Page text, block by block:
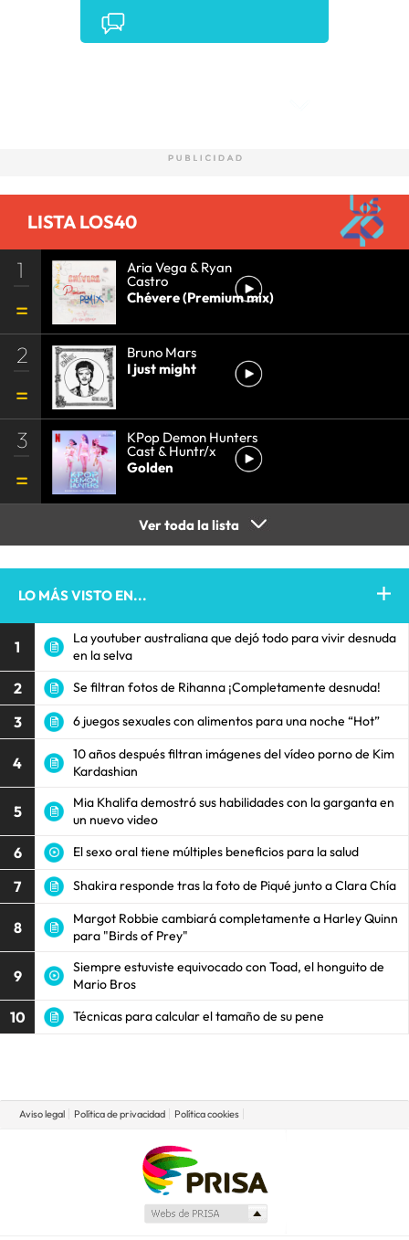
LISTA LOS40
1 Aria Vega & Ryan
Castro
Chévere (Premium mix)
2
Bruno Mars
I just might
3 KPop Demon Hunters
Cast & Huntr/x
Golden
Ver toda la lista
LO MÁS VISTO EN...
1
La youtuber australiana que dejó todo para vivir desnuda
en la selva
2 Se filtran fotos de Rihanna ¡Completamente desnuda!
3 6 juegos sexuales con alimentos para una noche “Hot”
4
10 años después filtran imágenes del vídeo porno de Kim
Kardashian
5
Mia Khalifa demostró sus habilidades con la garganta en
un nuevo video
6 El sexo oral tiene múltiples beneficios para la salud
7 Shakira responde tras la foto de Piqué junto a Clara Chía
8
Margot Robbie cambiará completamente a Harley Quinn
para "Birds of Prey"
9
Siempre estuviste equivocado con Toad, el honguito de
Mario Bros
10 Técnicas para calcular el tamaño de su pene
Aviso legal Política de privacidad Política cookies